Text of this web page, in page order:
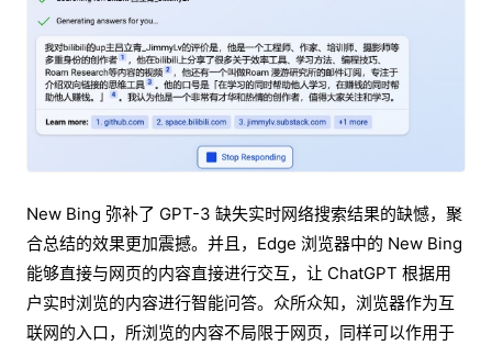
New Bing 弥补了 GPT-3 缺失实时网络搜索结果的缺憾，聚
合总结的效果更加震撼。并且，Edge 浏览器中的 New Bing
能够直接与网页的内容直接进行交互，让 ChatGPT 根据用
户实时浏览的内容进行智能问答。众所众知，浏览器作为互
联网的入口，所浏览的内容不局限于网页，同样可以作用于